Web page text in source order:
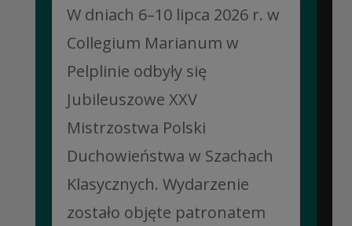
W dniach 6–10 lipca 2026 r. w
Collegium Marianum w
Pelplinie odbyły się
Jubileuszowe XXV
Mistrzostwa Polski
Duchowieństwa w Szachach
Klasycznych. Wydarzenie
zostało objęte patronatem